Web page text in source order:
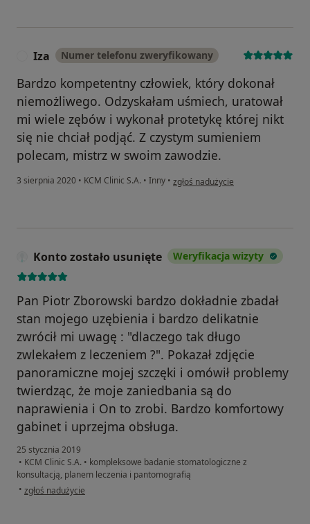
Iza Numer telefonu zweryfikowany
Bardzo kompetentny człowiek, który dokonał
niemożliwego. Odzyskałam uśmiech, uratował
mi wiele zębów i wykonał protetykę której nikt
się nie chciał podjąć. Z czystym sumieniem
polecam, mistrz w swoim zawodzie.
3 sierpnia 2020 • KCM Clinic S.A. • Inny • w opinii użytkownika Iza
zgłoś nadużycie
Konto zostało usunięte Weryfikacja wizyty
Pan Piotr Zborowski bardzo dokładnie zbadał
stan mojego uzębienia i bardzo delikatnie
zwrócił mi uwagę : "dlaczego tak długo
zwlekałem z leczeniem ?". Pokazał zdjęcie
panoramiczne mojej szczęki i omówił problemy
twierdząc, że moje zaniedbania są do
naprawienia i On to zrobi. Bardzo komfortowy
gabinet i uprzejma obsługa.
25 stycznia 2019
• KCM Clinic S.A. • kompleksowe badanie stomatologiczne z
konsultacją, planem leczenia i pantomografią
• w opinii użytkownika Konto zostało usunięte
zgłoś nadużycie